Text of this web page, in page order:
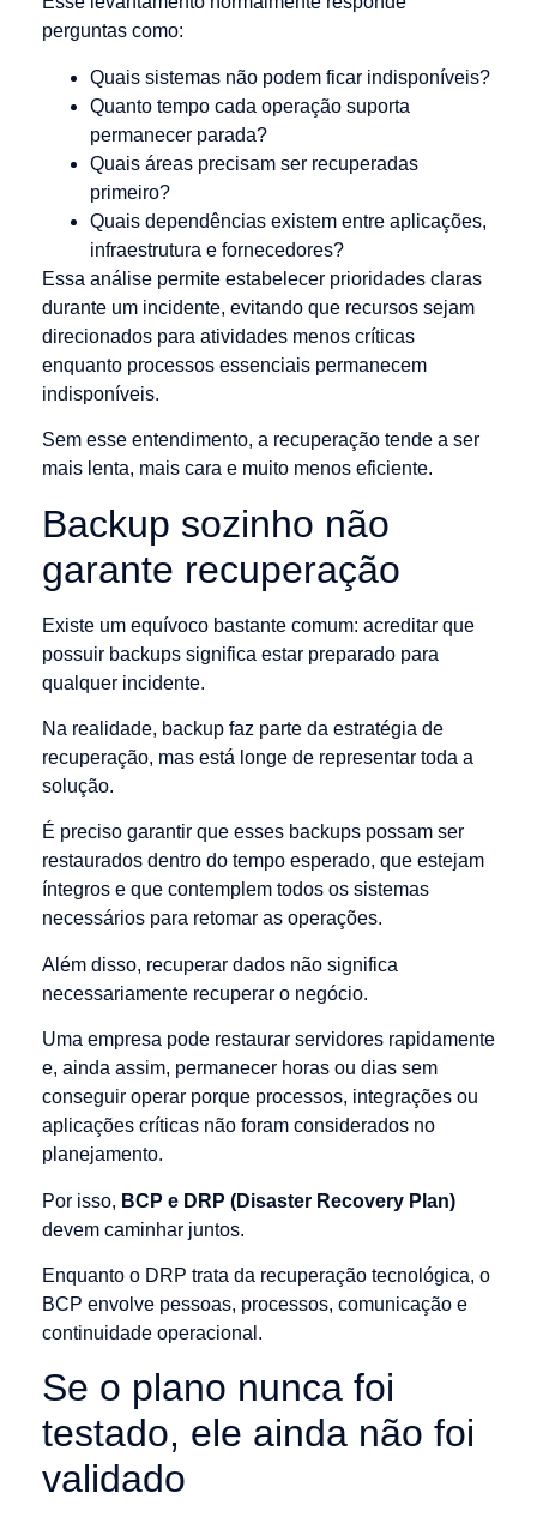
perguntas como:
Quais sistemas não podem ficar indisponíveis?
Quanto tempo cada operação suporta
permanecer parada?
Quais áreas precisam ser recuperadas
primeiro?
Quais dependências existem entre aplicações,
infraestrutura e fornecedores?
Essa análise permite estabelecer prioridades claras
durante um incidente, evitando que recursos sejam
direcionados para atividades menos críticas
enquanto processos essenciais permanecem
indisponíveis.
Sem esse entendimento, a recuperação tende a ser
mais lenta, mais cara e muito menos eficiente.
Backup sozinho não
garante recuperação
Existe um equívoco bastante comum: acreditar que
possuir backups significa estar preparado para
qualquer incidente.
Na realidade, backup faz parte da estratégia de
recuperação, mas está longe de representar toda a
solução.
É preciso garantir que esses backups possam ser
restaurados dentro do tempo esperado, que estejam
íntegros e que contemplem todos os sistemas
necessários para retomar as operações.
Além disso, recuperar dados não significa
necessariamente recuperar o negócio.
Uma empresa pode restaurar servidores rapidamente
e, ainda assim, permanecer horas ou dias sem
conseguir operar porque processos, integrações ou
aplicações críticas não foram considerados no
planejamento.
Por isso, BCP e DRP (Disaster Recovery Plan)
devem caminhar juntos.
Enquanto o DRP trata da recuperação tecnológica, o
BCP envolve pessoas, processos, comunicação e
continuidade operacional.
Se o plano nunca foi
testado, ele ainda não foi
validado